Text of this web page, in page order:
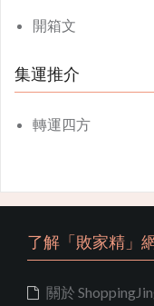
開箱文
集運推介
轉運四方
了解「敗家精」
關於